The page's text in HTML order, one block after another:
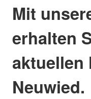
Mit
erhalten
aktuellen
Neuwied.